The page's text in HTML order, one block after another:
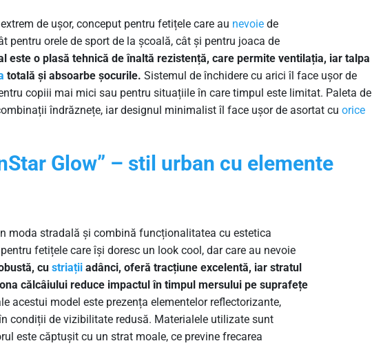
de ușor, conceput pentru fetițele care au nevoie de
pentru orele de sport de la școală, cât și pentru joaca de
este o plasă tehnică de înaltă rezistență, care permite ventilația, iar talpa
totală și absoarbe șocurile. Sistemul de închidere cu arici îl face ușor de
copiii mai mici sau pentru situațiile în care timpul este limitat. Paleta de
îndrăznețe, iar designul minimalist îl face ușor de asortat cu orice
Glow” – stil urban cu elemente
moda stradală și combină funcționalitatea cu estetica
fetițele care își doresc un look cool, dar care au nevoie
cu striații adânci, oferă tracțiune excelentă, iar stratul
călcâiului reduce impactul în timpul mersului pe suprafețe
acestui model este prezența elementelor reflectorizante,
condiții de vizibilitate redusă. Materialele utilizate sunt
este căptușit cu un strat moale, ce previne frecarea